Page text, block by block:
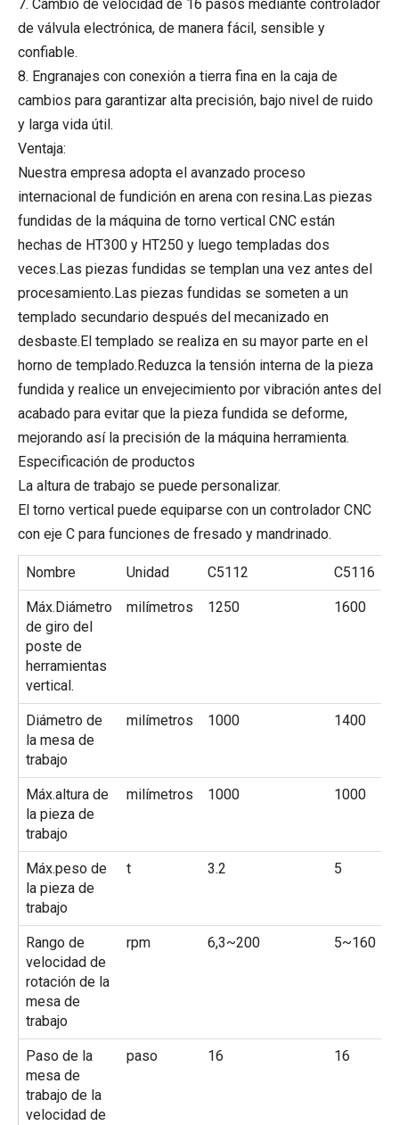
7. Cambio de velocidad de 16 pasos mediante controlador
de válvula electrónica, de manera fácil, sensible y
confiable.
8. Engranajes con conexión a tierra fina en la caja de
cambios para garantizar alta precisión, bajo nivel de ruido
y larga vida útil.
Ventaja:
Nuestra empresa adopta el avanzado proceso
internacional de fundición en arena con resina.Las piezas
fundidas de la máquina de torno vertical CNC están
hechas de HT300 y HT250 y luego templadas dos
veces.Las piezas fundidas se templan una vez antes del
procesamiento.Las piezas fundidas se someten a un
templado secundario después del mecanizado en
desbaste.El templado se realiza en su mayor parte en el
horno de templado.Reduzca la tensión interna de la pieza
fundida y realice un envejecimiento por vibración antes del
acabado para evitar que la pieza fundida se deforme,
mejorando así la precisión de la máquina herramienta.
Especificación de productos
La altura de trabajo se puede personalizar.
El torno vertical puede equiparse con un controlador CNC
con eje C para funciones de fresado y mandrinado.
Nombre Unidad C5112 C5116
Máx.Diámetro
de giro del
poste de
herramientas
vertical.
milímetros 1250 1600
Diámetro de
la mesa de
trabajo
milímetros 1000 1400
Máx.altura de
la pieza de
trabajo
milímetros 1000 1000
Máx.peso de
la pieza de
trabajo
t 3.2 5
Rango de
velocidad de
rotación de la
mesa de
trabajo
rpm 6,3~200 5~160
Paso de la
mesa de
trabajo de la
velocidad de
paso 16 16